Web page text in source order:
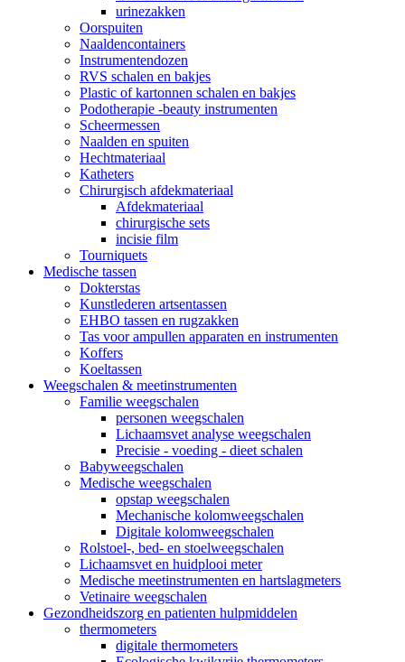
urinezakken
Oorspuiten
Naaldencontainers
Instrumentendozen
RVS schalen en bakjes
Plastic of kartonnen schalen en bakjes
Podotherapie -beauty instrumenten
Scheermessen
Naalden en spuiten
Hechtmateriaal
Katheters
Chirurgisch afdekmateriaal
Afdekmateriaal
chirurgische sets
incisie film
Tourniquets
Medische tassen
Dokterstas
Kunstlederen artsentassen
EHBO tassen en rugzakken
Tas voor ampullen apparaten en instrumenten
Koffers
Koeltassen
Weegschalen & meetinstrumenten
Familie weegschalen
personen weegschalen
Lichaamsvet analyse weegschalen
Precisie - voeding - dieet schalen
Babyweegschalen
Medische weegschalen
opstap weegschalen
Mechanische kolomweegschalen
Digitale kolomweegschalen
Rolstoel-, bed- en stoelweegschalen
Lichaamsvet en huidplooi meter
Medische meetinstrumenten en hartslagmeters
Vetinaire weegschalen
Gezondheidszorg en patienten hulpmiddelen
thermometers
digitale thermometers